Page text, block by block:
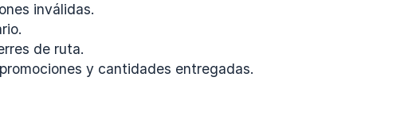
inválidas.
de ruta.
y cantidades entregadas.